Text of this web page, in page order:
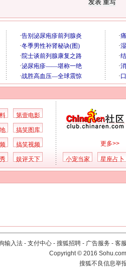
第壹电影
搞笑图库
搞笑视频
娱评天下
更多>>
小宠当家 星座占卜
输入法 - 支付中心 - 搜狐招聘 - 广告服务 - 客
Copyright©2016
搜狐不良信息举